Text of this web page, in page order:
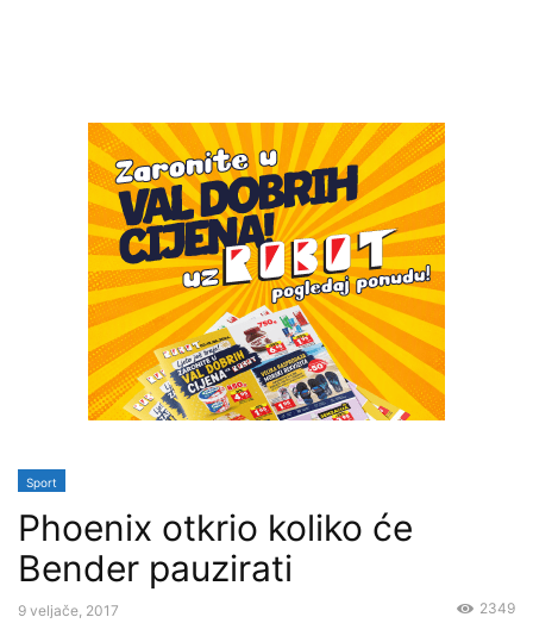
Sport
Phoenix otkrio koliko će
Bender pauzirati
9 veljače, 2017 2349